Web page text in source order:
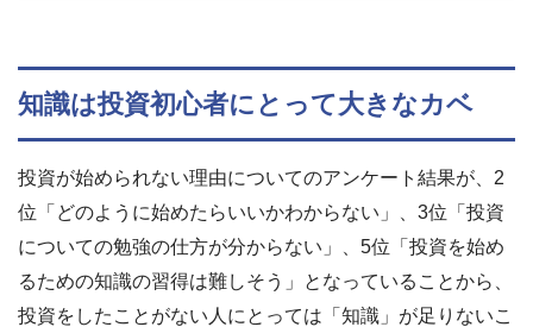
知識は投資初心者にとって大きなカベ
投資が始められない理由についてのアンケート結果が、2
位「どのように始めたらいいかわからない」、3位「投資
についての勉強の仕方が分からない」、5位「投資を始め
るための知識の習得は難しそう」となっていることから、
投資をしたことがない人にとっては「知識」が足りないこ